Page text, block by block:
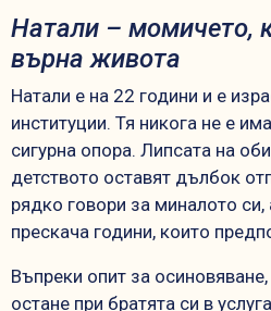
Натали – момичето,
върна живота
Натали е на 22 години и е
институции. Тя никога не е
сигурна опора. Липсата на
детството оставят дълбок
рядко говори за миналото си,
прескача години, които
Въпреки опит за
остане при братята си в